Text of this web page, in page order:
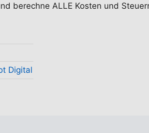
berechne ALLE Kosten und
Digital